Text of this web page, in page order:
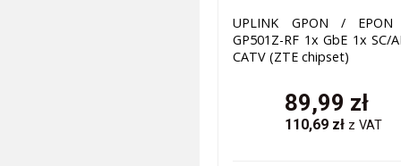
UPLINK GPON / EPON
GP501Z-RF 1x GbE 1x SC/
CATV (ZTE chipset)
89,99 zł
110,69 zł z VAT